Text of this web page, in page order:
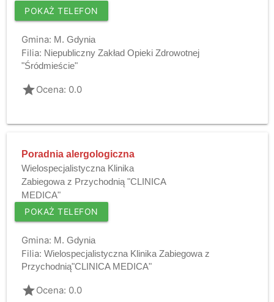
POKAŻ TELEFON
Gmina: M. Gdynia
Filia: Niepubliczny Zakład Opieki Zdrowotnej
"Śródmieście"
gradeOcena: 0.0
Poradnia alergologiczna
Wielospecjalistyczna Klinika
Zabiegowa z Przychodnią "CLINICA
MEDICA"
POKAŻ TELEFON
Gmina: M. Gdynia
Filia: Wielospecjalistyczna Klinika Zabiegowa z
Przychodnią"CLINICA MEDICA"
gradeOcena: 0.0